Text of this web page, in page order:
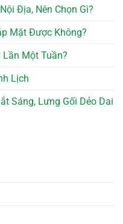
Địa, Nên Chọn Gì?
Mặt Được Không?
Một Tuần?
Lịch
Sáng, Lưng Gối Dẻo Dai